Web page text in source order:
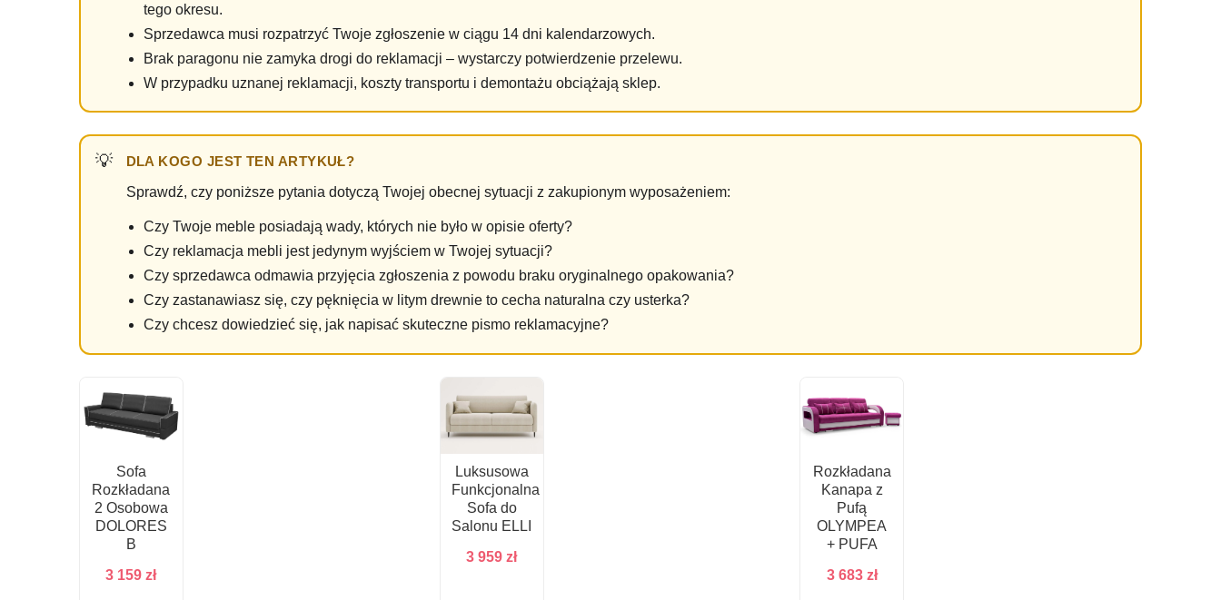
tego okresu.
Sprzedawca musi rozpatrzyć Twoje zgłoszenie w ciągu 14 dni kalendarzowych.
Brak paragonu nie zamyka drogi do reklamacji – wystarczy potwierdzenie przelewu.
W przypadku uznanej reklamacji, koszty transportu i demontażu obciążają sklep.
DLA KOGO JEST TEN ARTYKUŁ?
Sprawdź, czy poniższe pytania dotyczą Twojej obecnej sytuacji z zakupionym wyposażeniem:
Czy Twoje meble posiadają wady, których nie było w opisie oferty?
Czy reklamacja mebli jest jedynym wyjściem w Twojej sytuacji?
Czy sprzedawca odmawia przyjęcia zgłoszenia z powodu braku oryginalnego opakowania?
Czy zastanawiasz się, czy pęknięcia w litym drewnie to cecha naturalna czy usterka?
Czy chcesz dowiedzieć się, jak napisać skuteczne pismo reklamacyjne?
Sofa
Rozkładana
2 Osobowa
DOLORES
B
3 159zł
Luksusowa
Funkcjonalna
Sofa do
Salonu ELLI
3 959zł
Rozkładana
Kanapa z
Pufą
OLYMPEA
+ PUFA
3 683 zł